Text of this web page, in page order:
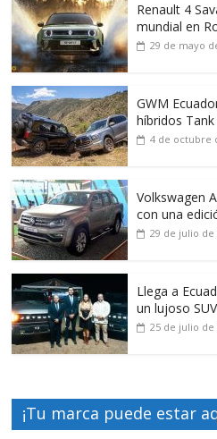
Renault 4
mundial en
29 de mayo
GWM
híbridos
4 de octubre
Volkswagen
con una
29 de julio de
Llega a
un lujoso
25 de julio de
¡Tu marca puede estar